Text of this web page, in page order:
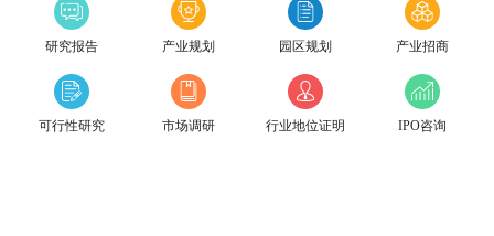
研究报告 产业规划 园区规划 产业招商
可行性研究 市场调研 行业地位证明 IPO咨询